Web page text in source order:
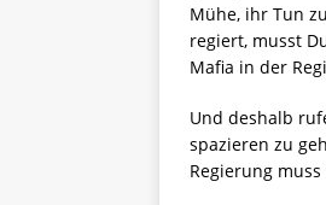
Mühe, ihr Tun
regiert, musst
Mafia in der
Und deshalb
spazieren zu
Regierung muss